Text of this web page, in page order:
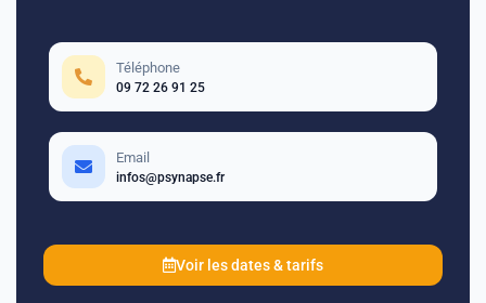
Téléphone
09 72 26 91 25
Email
infos@psynapse.fr
Voir les dates & tarifs